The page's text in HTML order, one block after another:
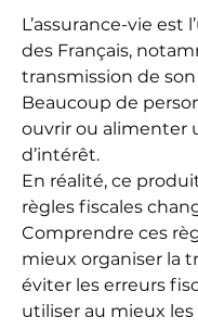
L’assurance-vie est
des Français,
transmission de
Beaucoup de
ouvrir ou alimenter
d’intérêt.
En réalité, ce
règles fiscales
Comprendre ces
mieux organiser la
éviter les erreurs
utiliser au mieux les